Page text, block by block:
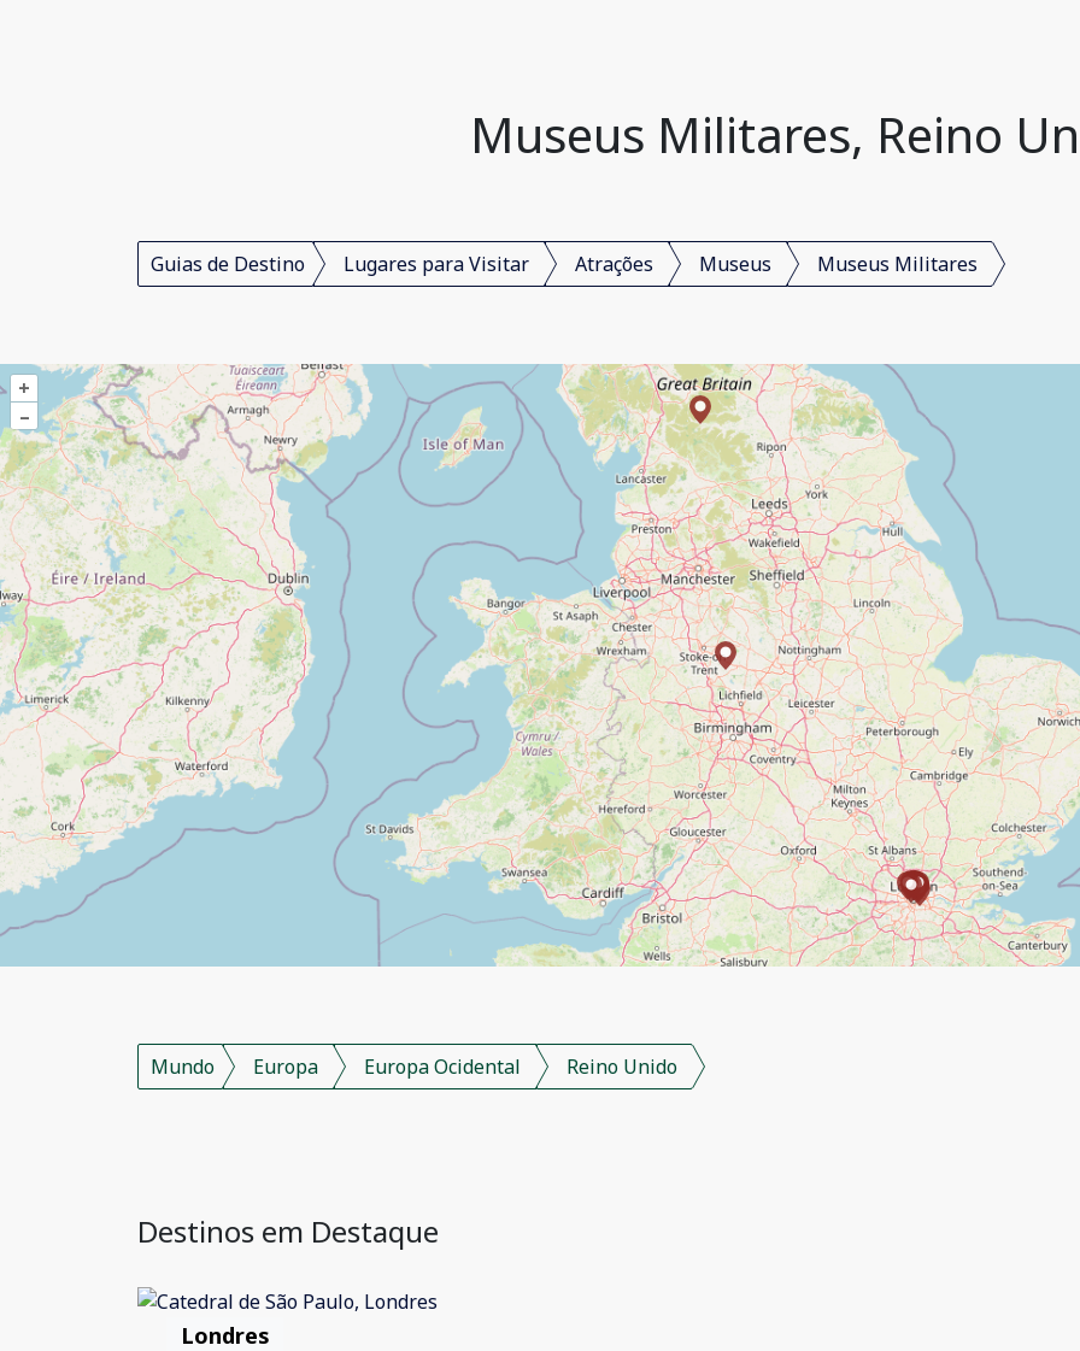
Museus Militares, Reino
Guias de Destino Lugares para Visitar Atrações Museus Museus Militares
+
–
Mundo Europa Europa Ocidental Reino Unido
Destinos em Destaque
Londres